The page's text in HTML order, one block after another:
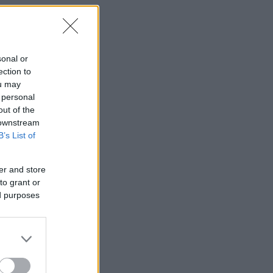
or
to
may
of the
List of
and store
grant or
purposes